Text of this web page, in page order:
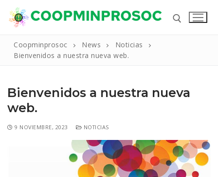
Coopminprosoc News
Noticias
Bienvenidos a nuestra nueva web.
Bienvenidos a nuestra nueva
web.
9 NOVIEMBRE, 2023 NOTICIAS